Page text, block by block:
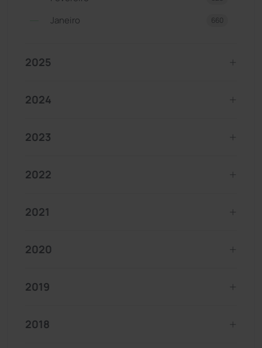
Janeiro 660
2025
2024
2023
2022
2021
2020
2019
2018